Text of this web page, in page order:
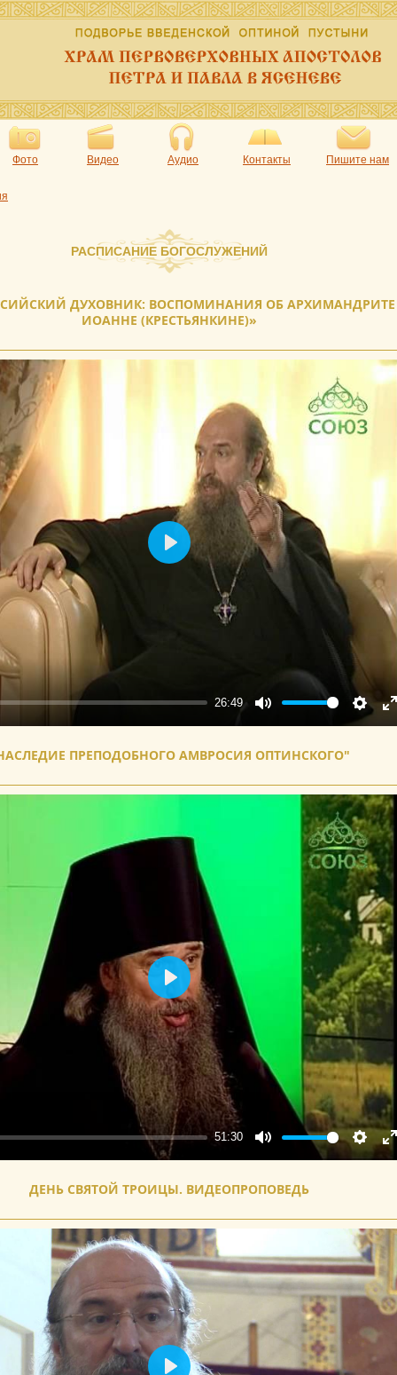
Фото Видео Аудио Контакты Пишите нам
РАСПИСАНИЕ БОГОСЛУЖЕНИЙ
ДУХОВНИК: ВОСПОМИНАНИЯ ОБ АРХИМАНДРИТЕ
ИОАННЕ (КРЕСТЬЯНКИНЕ)»
26:49
Settings
Play
ПРЕПОДОБНОГО АМВРОСИЯ ОПТИНСКОГО"
51:30
Settings
Play
ДЕНЬ СВЯТОЙ ТРОИЦЫ. ВИДЕОПРОПОВЕДЬ